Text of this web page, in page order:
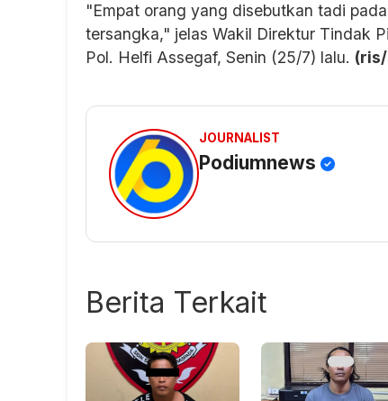
"Empat orang yang disebutkan tadi
tersangka," jelas Wakil Direktur Tindak
Pol. Helfi Assegaf, Senin (25/7) lalu.
JOURNALIST
Podiumnews
Berita Terkait